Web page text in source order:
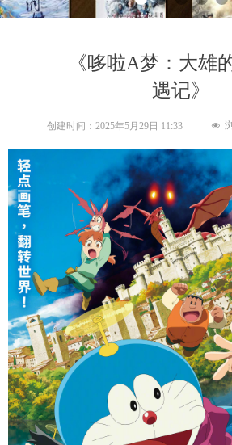
《哆啦A梦：大雄
遇记》
넶
创建时间： 2025年5月29日 11:33